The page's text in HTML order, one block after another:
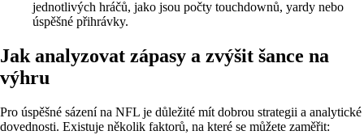
jednotlivých hráčů, jako jsou počty touchdownů, yardy nebo
úspěšné přihrávky.
Jak analyzovat zápasy a zvýšit šance na
výhru
Pro úspěšné sázení na NFL je důležité mít dobrou strategii a analytické
dovednosti. Existuje několik faktorů, na které se můžete zaměřit: